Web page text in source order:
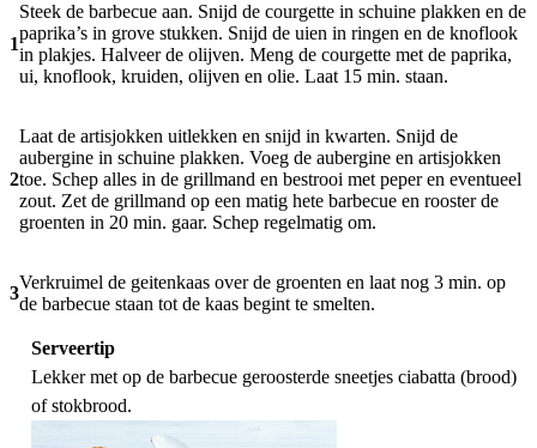
1
Steek de barbecue aan. Snijd de courgette in schuine plakken en de
paprika’s in grove stukken. Snijd de uien in ringen en de knoflook
in plakjes. Halveer de olijven. Meng de courgette met de paprika,
ui, knoflook, kruiden, olijven en olie. Laat 15 min. staan.
2
Laat de artisjokken uitlekken en snijd in kwarten. Snijd de
aubergine in schuine plakken. Voeg de aubergine en artisjokken
toe. Schep alles in de grillmand en bestrooi met peper en eventueel
zout. Zet de grillmand op een matig hete barbecue en rooster de
groenten in 20 min. gaar. Schep regelmatig om.
3
Verkruimel de geitenkaas over de groenten en laat nog 3 min. op
de barbecue staan tot de kaas begint te smelten.
Serveertip
Lekker met op de barbecue geroosterde sneetjes ciabatta (brood)
of stokbrood.